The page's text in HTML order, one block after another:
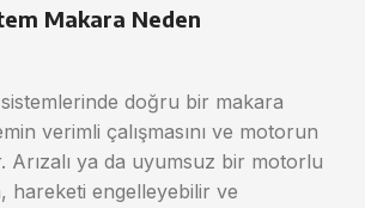
Makara Neden
doğru bir makara
verimli çalışmasını ve motorun
Arızalı ya da uyumsuz bir motorlu
hareketi engelleyebilir ve